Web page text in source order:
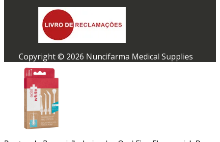
Copyright © 2026 Nuncifarma Medical Supplies